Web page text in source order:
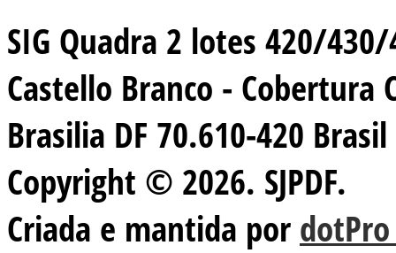
SIG Quadra 2 lotes 420/
Castello Branco - Cobertura
Brasilia DF 70.610-420 Brasil
Copyright © 2026. SJPDF.
Criada e mantida por